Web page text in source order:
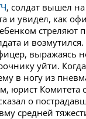
, солдат вышел
и увидел, как
стреляют
и
выражаясь
уйти.
в ногу из
юрист Комитета
о
средней